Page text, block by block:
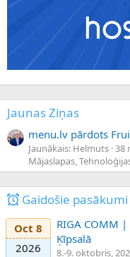
Jaunas Ziņas
menu.lv pārdots
Jaunākais: Helmuts 38
Mājaslapas,
Gaidošie pasākumi
Oct 8
2026
RIGA COMM
Ķīpsalā
8.-9. oktobris,